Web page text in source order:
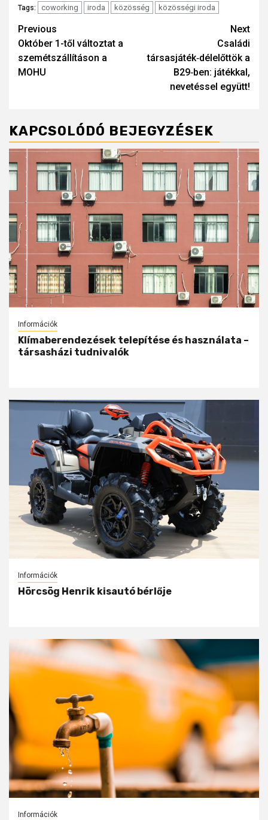
Tags: coworking iroda közösség közösségi iroda
Post
navigation
Previous
Október 1-től változtat a
szemétszállításon a
MOHU
Next
Családi
társasjáték‑délelőttök a
B29‑ben: játékkal,
nevetéssel együtt!
KAPCSOLÓDÓ BEJEGYZÉSEK
Információk
Klímaberendezések telepítése és használata –
társasházi tudnivalók
Információk
Hörcsög Henrik kisautó bérlője
Információk